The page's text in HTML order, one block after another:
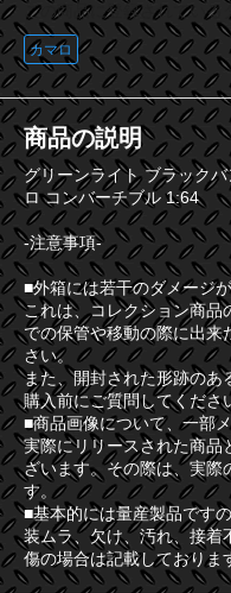
この商品に登録されている
カマロ
商品の説明
グリーンライト ブラック
ロ コンバーチブル 1:64
-注意事項-
■外箱には若干のダメージ
これは、コレクション商品
での保管や移動の際に出来
さい。
また、開封された形跡のあ
購入前にご質問してくださ
■商品画像について、一部
実際にリリースされた商品
ざいます。その際は、実際
す。
■基本的には量産製品です
装ムラ、欠け、汚れ、接着
傷の場合は記載しておりま